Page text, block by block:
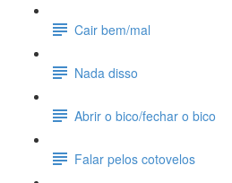
Cair bem/mal
Nada disso
Abrir o bico/fechar o bico
Falar pelos cotovelos